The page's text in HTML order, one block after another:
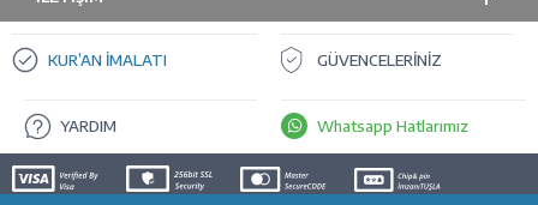
KUR’AN İMALATI GÜVENCELERİNİZ
YARDIM Whatsapp Hatlarımız